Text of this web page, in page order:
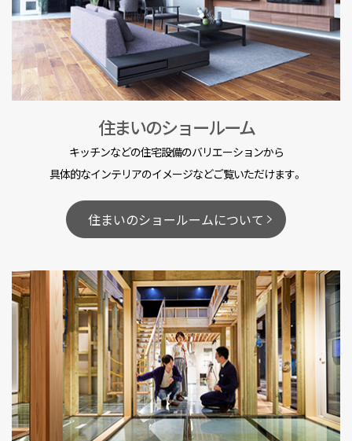
住まいのショールーム
キッチンなどの住宅設備のバリエーションから
具体的なインテリアのイメージなどご覧いただけます。
住まいのショールームについて